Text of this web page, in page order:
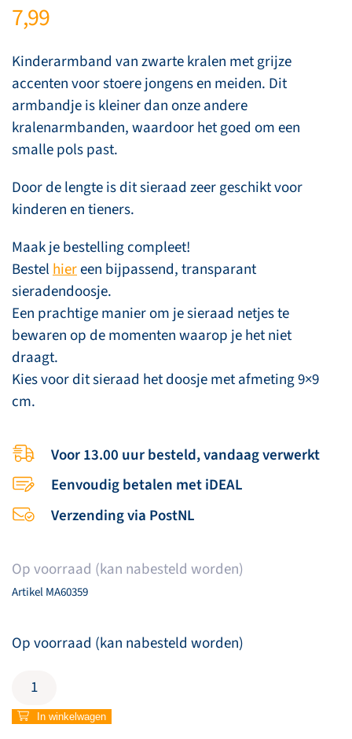
7,99
Kinderarmband van zwarte kralen met grijze
accenten voor stoere jongens en meiden. Dit
armbandje is kleiner dan onze andere
kralenarmbanden, waardoor het goed om een
smalle pols past.
Door de lengte is dit sieraad zeer geschikt voor
kinderen en tieners.
Maak je bestelling compleet!
Bestelhiereen bijpassend, transparant
sieradendoosje.
Een prachtige manier om je sieraad netjes te
bewaren op de momenten waarop je het niet
draagt.
Kies voor dit sieraad het doosje met afmeting 9×9
cm.
Voor 13.00 uur besteld, vandaag verwerkt
Eenvoudig betalen met iDEAL
Verzending via PostNL
Op voorraad (kan nabesteld worden)
ArtikelMA60359
Op voorraad (kan nabesteld worden)
Kralenarmband
kruisje
zwart
aantal
In winkelwagen